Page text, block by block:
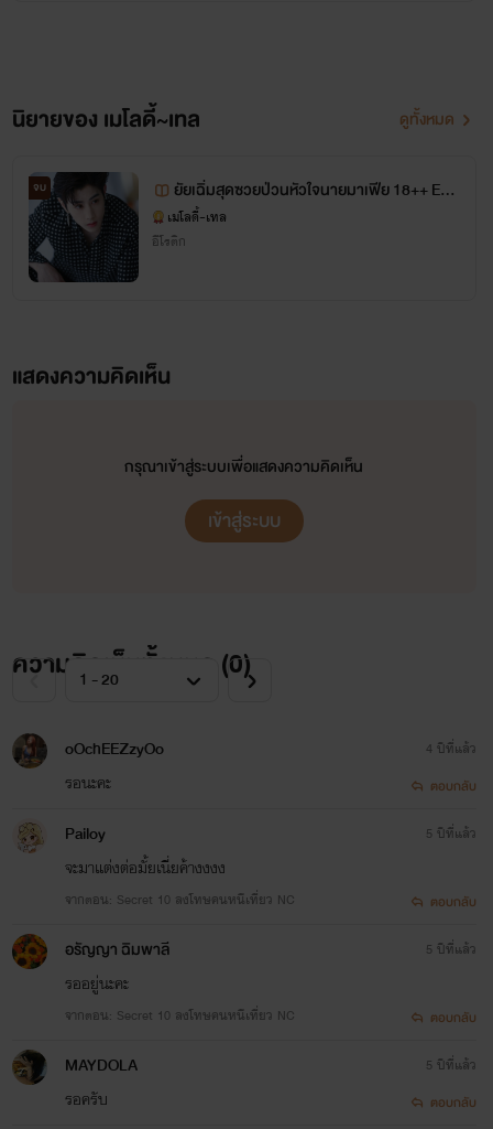
พลอยพัชชา รัตนไพศาลกุล แอมแปร์
สาวหน้าสวยที่แทบไม่เคยยิ้มลูกสาวหัวแก้วหัวแหวนของลี
ออนกับข้าวพอง อายุ 24 ปี เป็นลูกสาวเพียงคนเดียวที่พ่อทั้งรัก
ทั้งหวงทั้งตามใจจนเธอเอือมกับนิสัยของพ่อตัวเอง จนทำให้เธอ
นิยายของ เมโลดี้~เทล ดูทั้งหมด
จบ
ยัยเฉิ่มสุดซวยป่วนหัวใจนายมาเฟีย 18++ EN
D
เมโลดี้~เทล
อีโรติก
แสดงความคิดเห็น
กรุณาเข้าสู่ระบบเพื่อแสดงความคิดเห็น
เข้าสู่ระบบ
ความคิดเห็นทั้งหมด (0)
oOchEEZzyOo
รอนะคะ
4 ปีที่แล้ว
ตอบกลับ
Pailoy
จะมาแต่งต่อมั้ยเนี่ยค้างงงง
จากตอน: Secret 10 ลงโทษคนหนีเที่ยว NC
5 ปีที่แล้ว
ตอบกลับ
อรัญญา ฉิมพาลี
รออยู่นะคะ
จากตอน: Secret 10 ลงโทษคนหนีเที่ยว NC
5 ปีที่แล้ว
ตอบกลับ
MAYDOLA
รอครับ
5 ปีที่แล้ว
ตอบกลับ